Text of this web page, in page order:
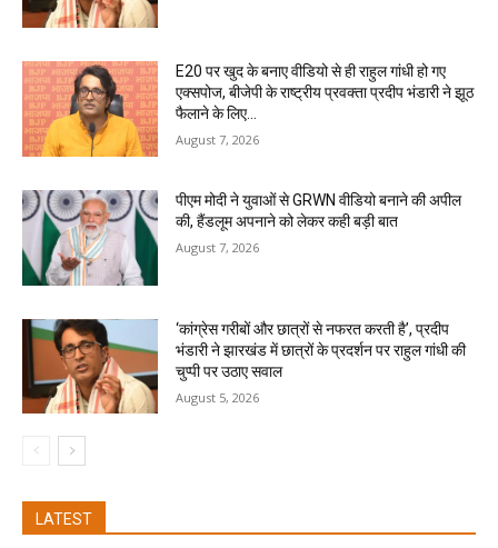
E20 पर खुद के बनाए वीडियो से ही राहुल गांधी हो गए
एक्सपोज, बीजेपी के राष्ट्रीय प्रवक्ता प्रदीप भंडारी ने झूठ
फैलाने के लिए...
August 7, 2026
पीएम मोदी ने युवाओं से GRWN वीडियो बनाने की अपील
की, हैंडलूम अपनाने को लेकर कही बड़ी बात
August 7, 2026
‘कांग्रेस गरीबों और छात्रों से नफरत करती है’, प्रदीप
भंडारी ने झारखंड में छात्रों के प्रदर्शन पर राहुल गांधी की
चुप्पी पर उठाए सवाल
August 5, 2026
LATEST